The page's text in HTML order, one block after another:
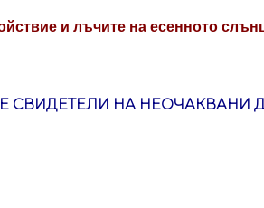
и лъчите на есенното
СВИДЕТЕЛИ НА НЕОЧАКВАНИ